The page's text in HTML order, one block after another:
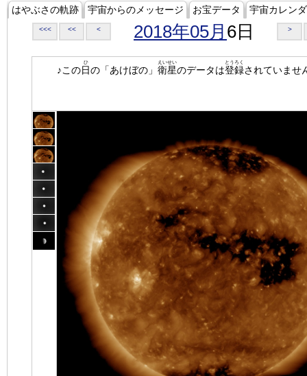
はやぶさの軌跡 宇宙からのメッセージ お宝データ 宇宙カレン
<<< << < 2018年05月 6日 >
♪この日
ひ
の「あけぼの」 衛星
えいせい
のデータは登録
とうろく
されていませ